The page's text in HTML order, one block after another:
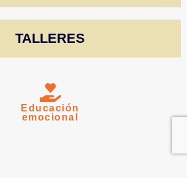
TALLERES
Educación
emocional